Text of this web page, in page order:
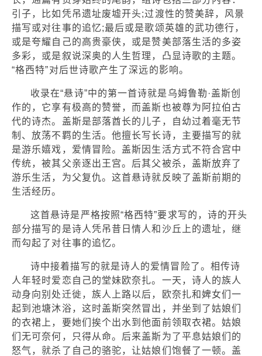
引子，比如凭吊遗址废墟开头;过渡性的赞美辞，风景
描写或对往事的追忆;最后或是歌颂英雄的武功德行，
或是夸耀自己的高贵豪侠，或是赞美部落生活的多姿
多彩，或是叙说深奥的人生哲理，凸显诗歌的主题。
“格西特”对后世诗歌产生了深远的影响。
收录在“悬诗”中的第一首诗就是乌姆鲁勒·盖斯创
作的，它享有极高的赞誉，而盖斯也被尊为阿拉伯古
代的诗杰。盖斯是部落酋长的儿子，自幼过着毫无节
制、放荡不羁的生活。他擅长写长诗，主要描写的就
是游乐嬉戏，爱情冒险。盖斯因生活方式不符合宫中
传统，被其父亲逐出王宫。后其父被杀，盖斯放弃了
游乐生活，为父复仇。这首悬诗就反映了盖斯前期的
生活经历。
这首悬诗是严格按照“格西特”要求写的，诗的开头
部分描写的是诗人凭吊昔日情人和沙丘上的遗址，继
而勾起了对往事的追忆。
诗中接着描写的就是诗人的爱情冒险了。相传诗
人年轻时爱恋自己的堂妹欧奈扎。一天，诗人的族人
动身向别处迁徙，族人上路以后，欧奈扎和婢女们一
起到池塘沐浴，这时盖斯突然冒出，并坐到了姑娘们
的衣裙上，要她们挨个出水到他面前领取衣裙。姑娘
们无可奈何，只得从命。后来盖斯为了平息姑娘们的
怒气，就杀了自己的骆驼，让姑娘们饱餐了一顿。盖